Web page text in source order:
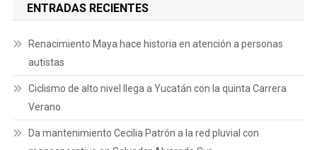
ENTRADAS RECIENTES
Renacimiento Maya hace historia en atención a personas
autistas
Ciclismo de alto nivel llega a Yucatán con la quinta Carrera
Verano
Da mantenimiento Cecilia Patrón a la red pluvial con